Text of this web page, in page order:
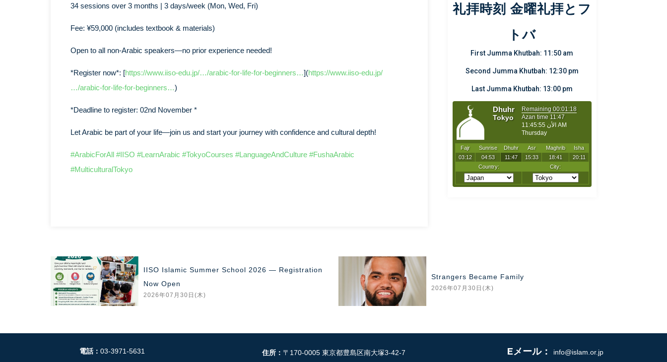
34 sessions over 3 months | 3 days/week (Mon, Wed, Fri)
Fee: ¥59,000 (includes textbook & materials)
Open to all non-Arabic speakers—no prior experience needed!
*Register now*: [https://www.iiso-edu.jp/…/arabic-for-life-for-beginners…](https://www.iiso-edu.jp/
…/arabic-for-life-for-beginners…)
*Deadline to register: 02nd November *
Let Arabic be part of your life—join us and start your journey with confidence and cultural depth!
#ArabicForAll #IISO #LearnArabic #TokyoCourses #LanguageAndCulture #FushaArabic
#MulticulturalTokyo
礼拝時刻 金曜礼拝とフ
トバ
First Jumma Khutbah: 11:50 am
Second Jumma Khutbah: 12:30 pm
Last Jumma Khutbah: 13:00 pm
IISO Islamic Summer School 2026 — Registration
Now Open
2026年07月30日(木)
Strangers Became Family
2026年07月30日(木)
電話： 03-3971-5631 住所： 〒170-0005 東京都豊島区南大塚3-42-7 Eメール： info@islam.or.jp